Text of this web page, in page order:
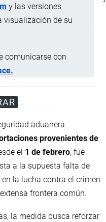
y las versiones
visualización de su
comunicarse con
En este
explicaciones de
arancel del
de enero de 2026 la
aduanera
provenientes de
el 1 de febrero, fue
a la supuesta falta de
la lucha contra el crimen
frontera común.
la medida busca reforzar